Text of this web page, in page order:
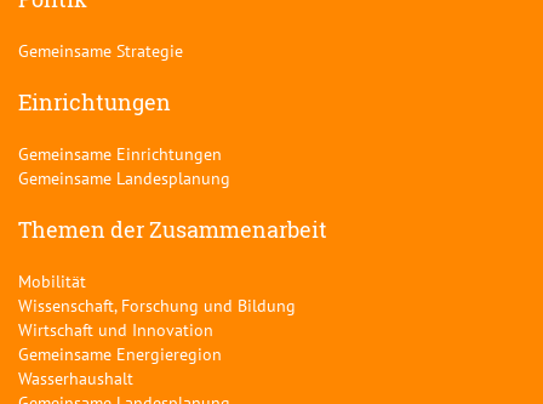
Gemeinsame Strategie
Einrichtungen
Gemeinsame Einrichtungen
Gemeinsame Landesplanung
Themen der Zusammenarbeit
Mobilität
Wissenschaft, Forschung und Bildung
Wirtschaft und Innovation
Gemeinsame Energieregion
Wasserhaushalt